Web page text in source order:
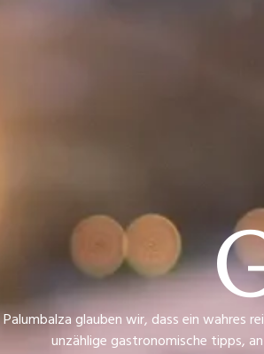
glauben wir, dass ein wahres
unzählige gastronomische tipps,